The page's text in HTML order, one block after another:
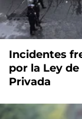
Incidentes
por la Ley
Privada